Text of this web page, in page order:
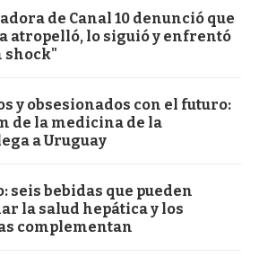
de Canal 10 denunció que
atropelló, lo siguió y enfrentó
shock"
y obsesionados con el futuro:
de la medicina de la
a Uruguay
seis bebidas que pueden
la salud hepática y los
complementan